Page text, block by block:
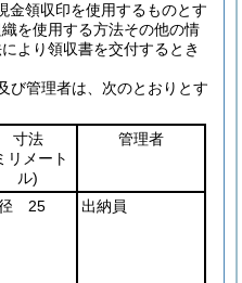
金領収印を使用するものとす
を使用する方法その他の情
より領収書を交付するとき
び管理者は、次のとおりとす
寸法
リメート
ル)
管理者
25 出納員